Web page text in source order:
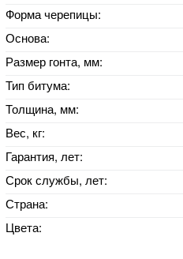
Форма черепицы:
Основа:
Размер гонта, мм:
Тип битума:
Толщина, мм:
Вес, кг:
Гарантия, лет:
Срок службы, лет:
Страна:
Цвета: